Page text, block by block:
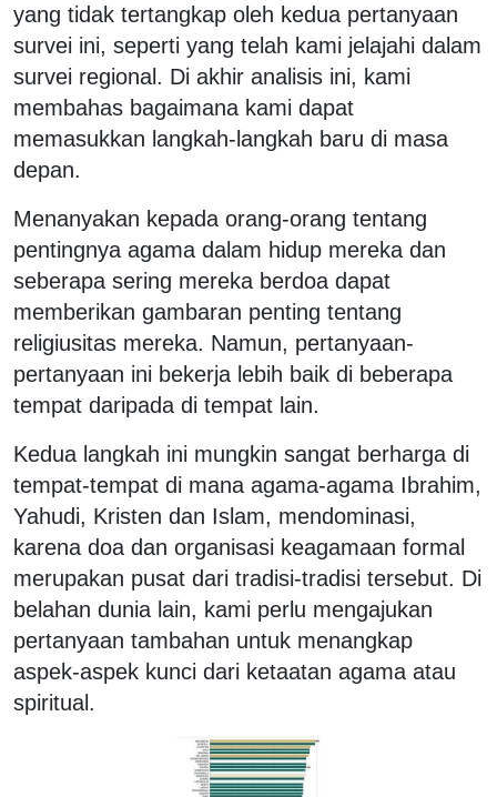
yang tidak tertangkap oleh kedua pertanyaan
survei ini, seperti yang telah kami jelajahi dalam
survei regional. Di akhir analisis ini, kami
membahas bagaimana kami dapat
memasukkan langkah-langkah baru di masa
depan.
Menanyakan kepada orang-orang tentang
pentingnya agama dalam hidup mereka dan
seberapa sering mereka berdoa dapat
memberikan gambaran penting tentang
religiusitas mereka. Namun, pertanyaan-
pertanyaan ini bekerja lebih baik di beberapa
tempat daripada di tempat lain.
Kedua langkah ini mungkin sangat berharga di
tempat-tempat di mana agama-agama Ibrahim,
Yahudi, Kristen dan Islam, mendominasi,
karena doa dan organisasi keagamaan formal
merupakan pusat dari tradisi-tradisi tersebut. Di
belahan dunia lain, kami perlu mengajukan
pertanyaan tambahan untuk menangkap
aspek-aspek kunci dari ketaatan agama atau
spiritual.